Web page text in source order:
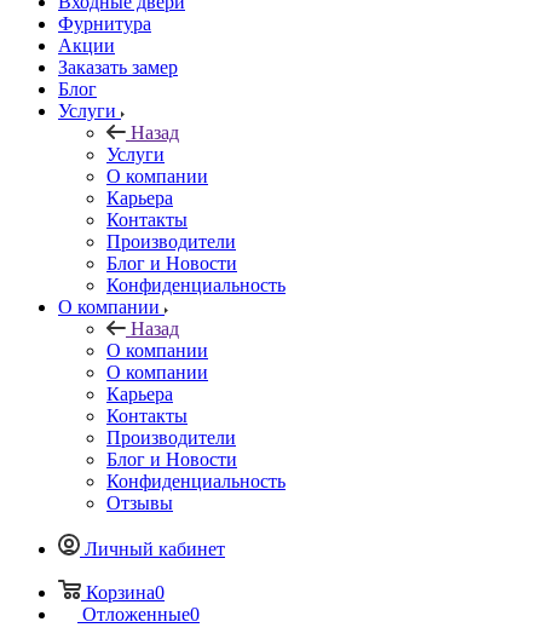
Фурнитура
Акции
Заказать замер
Блог
Услуги
Назад
Услуги
О компании
Карьера
Контакты
Производители
Блог и Новости
Конфиденциальность
О компании
Назад
О компании
О компании
Карьера
Контакты
Производители
Блог и Новости
Конфиденциальность
Отзывы
Личный кабинет
Корзина0
Отложенные0